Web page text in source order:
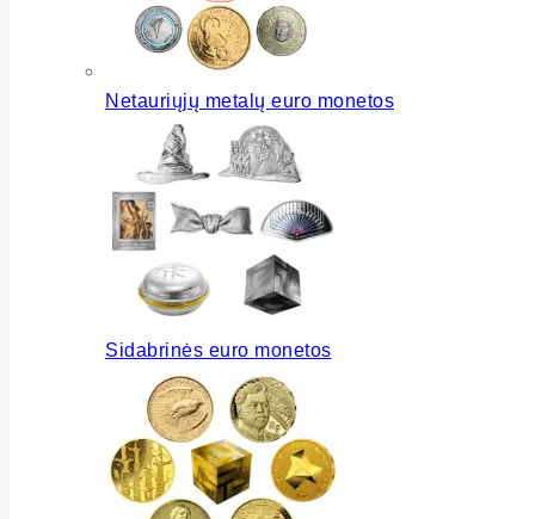
Netauriųjų metalų euro monetos
Sidabrinės euro monetos